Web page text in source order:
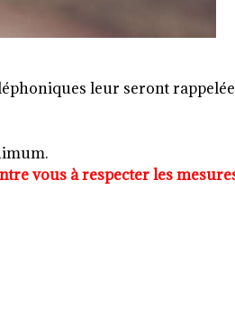
leur seront
vous à respecter les